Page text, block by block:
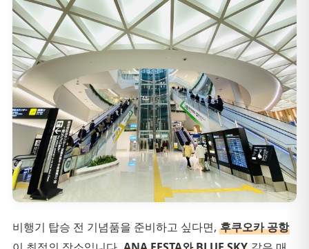
비행기 탑승 전 기념품을 준비하고 싶다면, 후쿠오카 공항